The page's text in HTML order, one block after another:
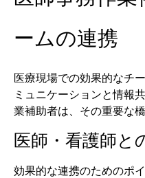
ームの連携
医療現場での効果的なチ
ミュニケーションと情報
業補助者は、その重要な
医師・看護師と
効果的な連携のためのポ